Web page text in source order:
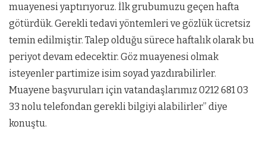
muayenesi yaptırıyoruz. İlk grubumuzu geçen hafta
götürdük. Gerekli tedavi yöntemleri ve gözlük ücretsiz
temin edilmiştir. Talep olduğu sürece haftalık olarak bu
periyot devam edecektir. Göz muayenesi olmak
isteyenler partimize isim soyad yazdırabilirler.
Muayene başvuruları için vatandaşlarımız 0212 681 03
33 nolu telefondan gerekli bilgiyi alabilirler” diye
konuştu.